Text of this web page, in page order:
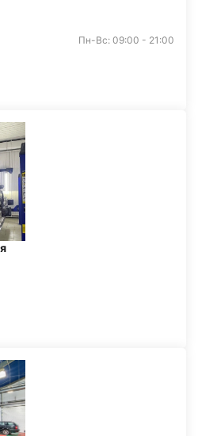
Пн-Вс: 09:00 - 21:00